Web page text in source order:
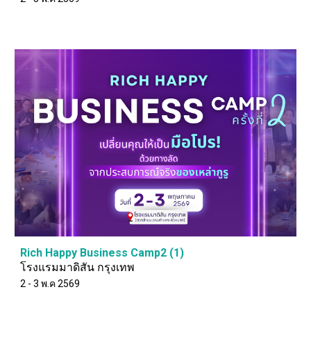
Rich Happy Business Camp2 (1)
โรงแรมมาดิสัน กรุงเทพ
2 - 3 พ.ค 2569